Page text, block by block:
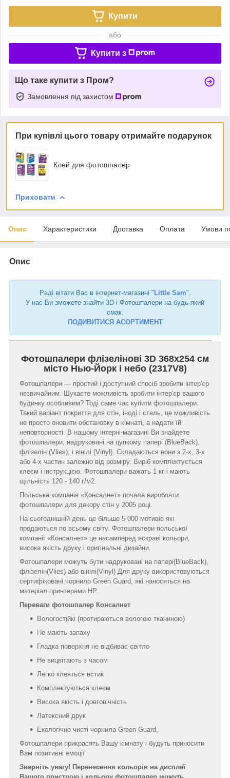
Купити
або
Купити з
Що таке купити з Пром?
Замовлення під захистом
При купівлі цього товару отримайте подарунок
Клей для фотошпалер
Приховати
Опис Характеристики Доставка Оплата Умови
Опис
Раді вітати Вас в інтернет-магазині " Little Sam".
У нас Ви зможете знайти 3D і Фотошпалери на будь-який
смак.
ПОДИВИТИСЯ АСОРТИМЕНТ
Фотошпалери флізелінові 3D 368х254 см
місто Нью-Йорк і небо (2317V8)
Фотошпалери — простий і доступний спосіб зробити інтер'єр
незвичайним. Шукаєте можливість зробити інтер'єр вашого
будинку особливим? Тоді саме час купити фотошпалери.
Такий варіант покриття для стін, іноді і стель, це можливість
не просто оновити обстановку в кімнаті, а надати їй
неповторності. В нашому інтерні-магазині Ви знайдете
фотошпалери, надруковані на цупкому папері (BlueBack),
флізелін (Vlies), і вінілі (Vinyl). Складаються вони з 2-х, 3-х
або 4-х частин залежно від розміру. Виріб комплектується
клеєм і інструкцією. Фотошпалери важать 1 кг і мають
щільність 120 - 140 г/м2.
Польська компанія «Консалнет» почала виробляти
фотошпалери для декору стін у 2005 році.
На сьогоднішній день це більше 5 000 мотивів які
продаються по всьому світу. Фотошпалери польської
компанії «Консалнет» це насамперед яскраві кольори,
висока якість друку і оригінальні дизайни.
Фотошпалери можуть бути надруковані на папері(BlueBack),
флізелін(Vlies) або вінілі(Vinyl) Для друку використовуються
сертифіковані чорнило Green Guard, які наносяться на
матеріал принтерами HP.
Переваги фотошпалер Консалнет
Вологостійкі (протираються вологою тканиною)
Не мають запаху
Гладка поверхня не відбиває світло
Не вицвітають з часом
Легко клеяться встик
Комплектуються клеєм
Висока якість і довговічність
Латексний друк
Екологічно чисті чорнила Green Guard,
Фотошпалери прикрасять Вашу кімнату і будуть приносити
Вам позитивні емоції
Зверніть увагу! Перенесення кольорів на дисплеї